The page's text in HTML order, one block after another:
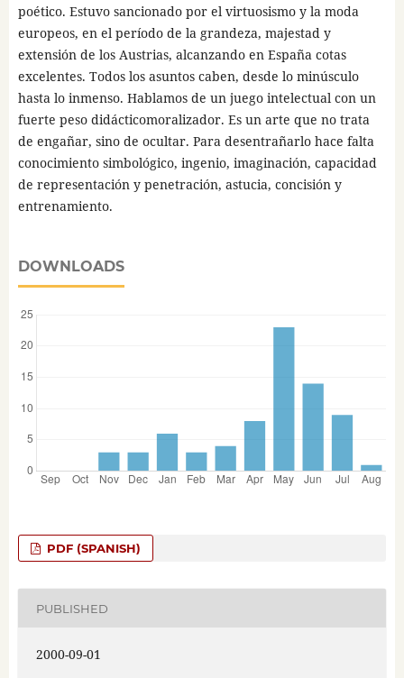
poético. Estuvo sancionado por el virtuosismo y la moda
europeos, en el período de la grandeza, majestad y
extensión de los Austrias, alcanzando en España cotas
excelentes. Todos los asuntos caben, desde lo minúsculo
hasta lo inmenso. Hablamos de un juego intelectual con un
fuerte peso didácticomoralizador. Es un arte que no trata
de engañar, sino de ocultar. Para desentrañarlo hace falta
conocimiento simbológico, ingenio, imaginación, capacidad
de representación y penetración, astucia, concisión y
entrenamiento.
DOWNLOADS
PDF (SPANISH)
PUBLISHED
2000-09-01